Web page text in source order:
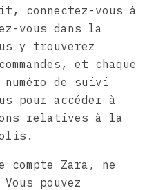
connectez-vous à
vous dans la
y trouverez
et chaque
numéro de suivi
pour accéder à
relatives à la
compte Zara, ne
pouvez